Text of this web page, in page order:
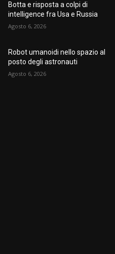
Botta e risposta a colpi di
intelligence fra Usa e Russia
Agosto 6, 2026
Robot umanoidi nello spazio al
posto degli astronauti
Agosto 6, 2026